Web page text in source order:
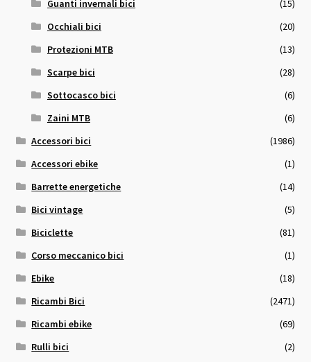
Guanti invernali bici
(15)
Occhiali bici
(20)
Protezioni MTB
(13)
Scarpe bici
(28)
Sottocasco bici
(6)
Zaini MTB
(6)
Accessori bici
(1986)
Accessori ebike
(1)
Barrette energetiche
(14)
Bici vintage
(5)
Biciclette
(81)
Corso meccanico bici
(1)
Ebike
(18)
Ricambi Bici
(2471)
Ricambi ebike
(69)
Rulli bici
(2)